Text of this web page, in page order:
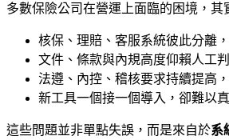
多數保險公司在營運上面臨的困境，其
核保、理賠、客服系統彼此分離
文件、條款與內規高度仰賴人工
法遵、內控、稽核要求持續提高
新工具一個接一個導入，卻難以
這些問題並非單點失誤，而是來自於系